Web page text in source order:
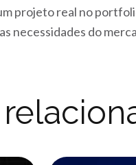
projeto real no
necessidades do